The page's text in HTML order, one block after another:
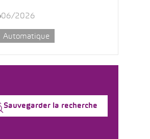
Sauvegarder la recherche
06/2026
Automatique